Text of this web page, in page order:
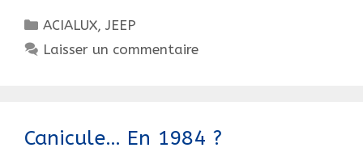
pédales
!
Catégories
ACIALUX,JEEP
Laisser un commentaire
Canicule… En 1984 ?